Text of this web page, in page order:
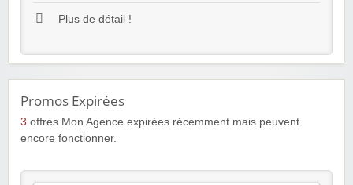
Plus de détail !
Promos Expirées
3 offres Mon Agence expirées récemment mais peuvent
encore fonctionner.